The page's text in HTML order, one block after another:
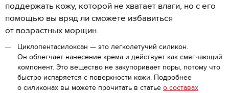
поддержать кожу, которой не хватает влаги, но с его
помощью вы вряд ли сможете избавиться
от возрастных морщин.
Циклопентасилоксан — это легколетучий силикон.
Он облегчает нанесение крема и действует как смягчающий
компонент. Это вещество не закупоривает поры, потому что
быстро испаряется с поверхности кожи. Подробнее
о силиконах вы можете прочитать в статье о составах